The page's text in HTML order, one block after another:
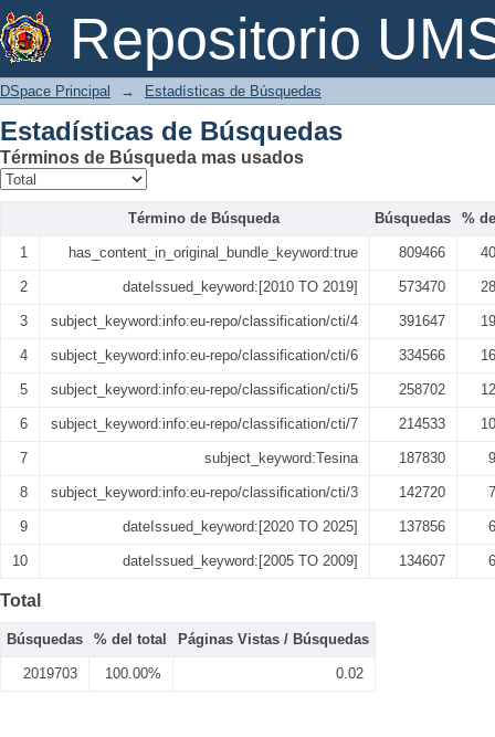
Repositorio
Estadísticas de Búsquedas
DSpace Principal → Estadísticas de Búsquedas
Estadísticas de Búsquedas
Términos de Búsqueda mas usados
Término de Búsqueda Búsquedas %
1 has_content_in_original_bundle_keyword:true 809466
2 dateIssued_keyword:[2010 TO 2019] 573470
3 subject_keyword:info:eu-repo/classification/cti/4 391647
4 subject_keyword:info:eu-repo/classification/cti/6 334566
5 subject_keyword:info:eu-repo/classification/cti/5 258702
6 subject_keyword:info:eu-repo/classification/cti/7 214533
7 subject_keyword:Tesina 187830
8 subject_keyword:info:eu-repo/classification/cti/3 142720
9 dateIssued_keyword:[2020 TO 2025] 137856
10 dateIssued_keyword:[2005 TO 2009] 134607
Total
Búsquedas % del total Páginas Vistas / Búsquedas
2019703 100.00% 0.02